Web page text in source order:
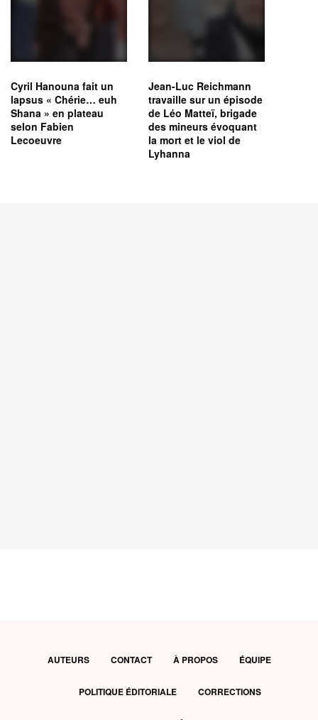
Cyril Hanouna fait un
lapsus « Chérie… euh
Shana » en plateau
selon Fabien
Lecoeuvre
Jean-Luc Reichmann
travaille sur un épisode
de Léo Matteï, brigade
des mineurs évoquant
la mort et le viol de
Lyhanna
AUTEURS CONTACT À PROPOS ÉQUIPE
POLITIQUE ÉDITORIALE CORRECTIONS